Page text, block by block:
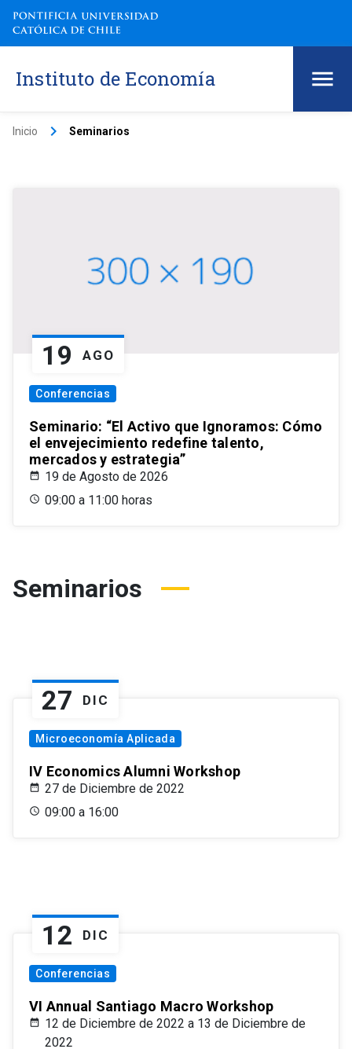
Instituto de Economía
Inicio keyboard_arrow_right Seminarios
19 AGO
Conferencias
Seminario: “El Activo que Ignoramos: Cómo
el envejecimiento redefine talento,
mercados y estrategia”
19 de Agosto de 2026
09:00 a 11:00 horas
Seminarios
27 DIC
Microeconomía Aplicada
IV Economics Alumni Workshop
27 de Diciembre de 2022
09:00 a 16:00
12 DIC
Conferencias
VI Annual Santiago Macro Workshop
12 de Diciembre de 2022 a 13 de Diciembre de
2022